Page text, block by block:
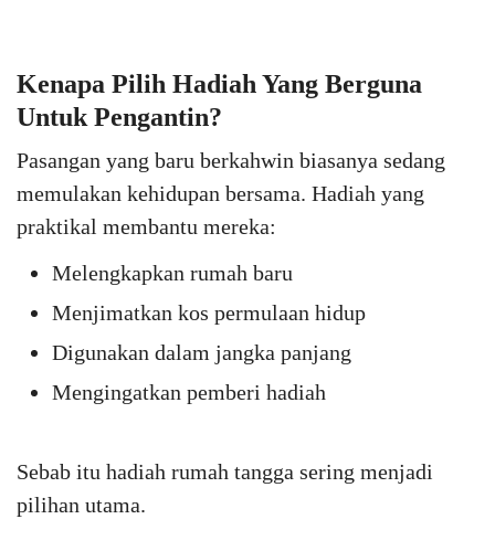
Kenapa Pilih Hadiah Yang Berguna
Untuk Pengantin?
Pasangan yang baru berkahwin biasanya sedang
memulakan kehidupan bersama. Hadiah yang
praktikal membantu mereka:
Melengkapkan rumah baru
Menjimatkan kos permulaan hidup
Digunakan dalam jangka panjang
Mengingatkan pemberi hadiah
Sebab itu hadiah rumah tangga sering menjadi
pilihan utama.